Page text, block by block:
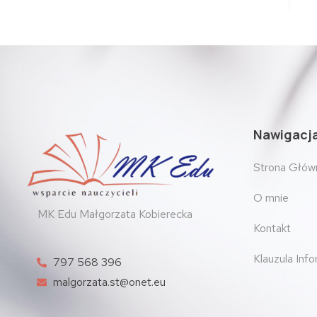
MK Edu Małgorzata Kobierecka
797 568 396
malgorzata.st@onet.eu
Strona
O mnie
Kontakt
Klauzula